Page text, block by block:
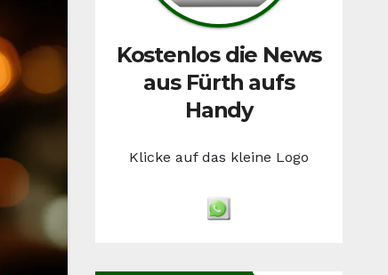
Kostenlos die News
aus Fürth aufs
Handy
Klicke auf das kleine Logo